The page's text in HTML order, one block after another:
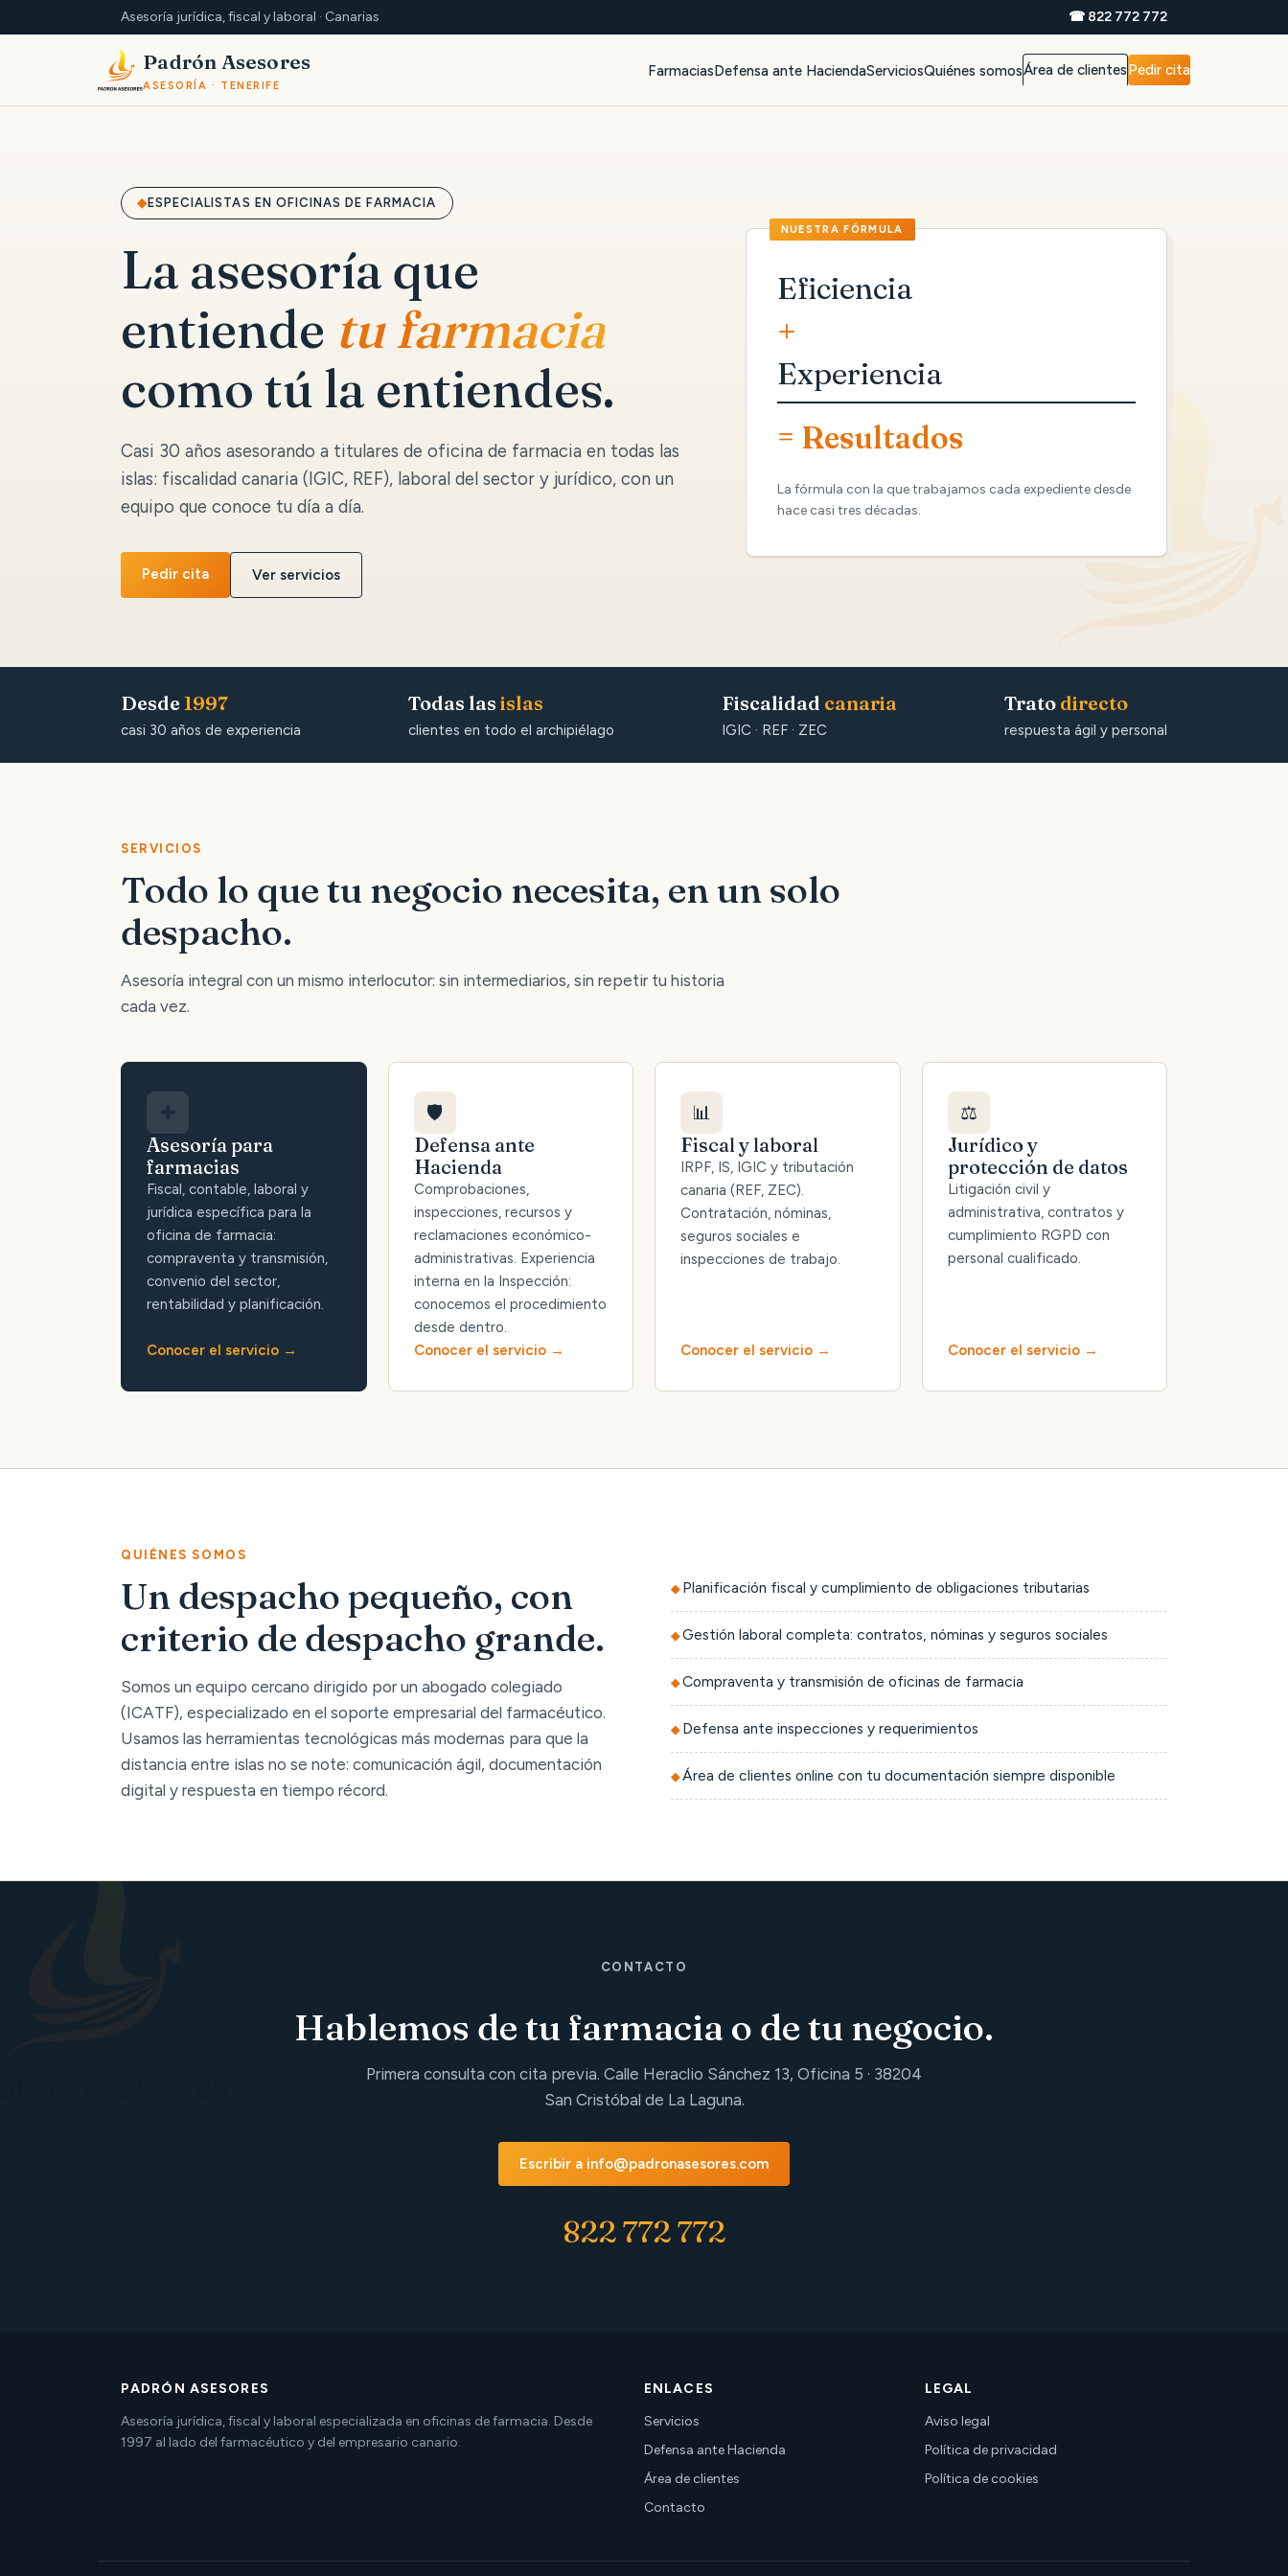
Asesoría jurídica, fiscal y laboral · Canarias ☎ 822 772 772
Padrón Asesores
ASESORÍA · TENERIFE
FarmaciasDefensa ante HaciendaServiciosQuiénes somosÁrea de clientesPedir cita
ESPECIALISTAS EN OFICINAS DE FARMACIA
La asesoría que
entiende tu farmacia
como tú la entiendes.
Casi 30 años asesorando a titulares de oficina de farmacia en todas las
islas: fiscalidad canaria (IGIC, REF), laboral del sector y jurídico, con un
equipo que conoce tu día a día.
Pedir cita Ver servicios
Eficiencia
+
Experiencia
= Resultados
La fórmula con la que trabajamos cada expediente desde
hace casi tres décadas.
Desde 1997
casi 30 años de experiencia
Todas las islas
clientes en todo el archipiélago
Fiscalidad canaria
IGIC · REF · ZEC
Trato directo
respuesta ágil y personal
SERVICIOS
Todo lo que tu negocio necesita, en un solo
despacho.
Asesoría integral con un mismo interlocutor: sin intermediarios, sin repetir tu historia
cada vez.
Asesoría para
farmacias
Fiscal, contable, laboral y
jurídica específica para la
oficina de farmacia:
compraventa y transmisión,
convenio del sector,
rentabilidad y planificación.
Conocer el servicio
🛡️
Defensa ante
Hacienda
Comprobaciones,
inspecciones, recursos y
reclamaciones económico-
administrativas. Experiencia
interna en la Inspección:
conocemos el procedimiento
desde dentro.
Conocer el servicio
📊
Fiscal y laboral
IRPF, IS, IGIC y tributación
canaria (REF, ZEC).
Contratación, nóminas,
seguros sociales e
inspecciones de trabajo.
Conocer el servicio
⚖️
Jurídico y
protección de datos
Litigación civil y
administrativa, contratos y
cumplimiento RGPD con
personal cualificado.
Conocer el servicio
QUIÉNES SOMOS
Un despacho pequeño, con
criterio de despacho grande.
Somos un equipo cercano dirigido por un abogado colegiado
(ICATF), especializado en el soporte empresarial del farmacéutico.
Usamos las herramientas tecnológicas más modernas para que la
distancia entre islas no se note: comunicación ágil, documentación
digital y respuesta en tiempo récord.
Planificación fiscal y cumplimiento de obligaciones tributarias
Gestión laboral completa: contratos, nóminas y seguros sociales
Compraventa y transmisión de oficinas de farmacia
Defensa ante inspecciones y requerimientos
Área de clientes online con tu documentación siempre disponible
CONTACTO
Hablemos de tu farmacia o de tu negocio.
Primera consulta con cita previa. Calle Heraclio Sánchez 13, Oficina 5 · 38204
San Cristóbal de La Laguna.
Escribir a info@padronasesores.com
822 772 772
PADRÓN ASESORES
Asesoría jurídica, fiscal y laboral especializada en oficinas de farmacia. Desde
1997 al lado del farmacéutico y del empresario canario.
ENLACES
Servicios
Defensa ante Hacienda
Área de clientes
Contacto
LEGAL
Aviso legal
Política de privacidad
Política de cookies